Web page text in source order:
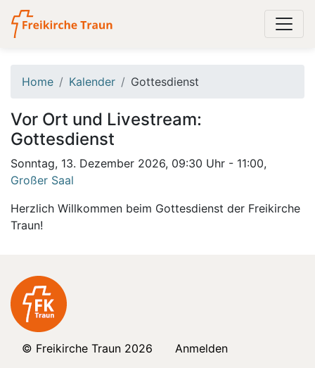
Home Kalender Gottesdienst
Vor Ort und Livestream:
Gottesdienst
Sonntag, 13. Dezember 2026, 09:30 Uhr - 11:00,
Großer Saal
Herzlich Willkommen beim Gottesdienst der Freikirche
Traun!
© Freikirche Traun 2026 Anmelden